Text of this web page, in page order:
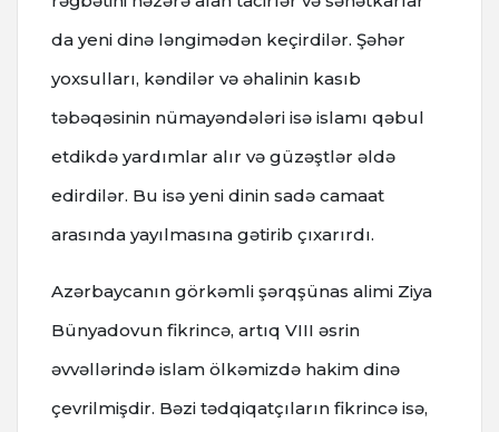
da yeni dinə ləngimədən keçirdilər. Şəhər
yoxsulları, kəndilər və əhalinin kasıb
təbəqəsinin nümayəndələri isə islamı qəbul
etdikdə yardımlar alır və güzəştlər əldə
edirdilər. Bu isə yeni dinin sadə camaat
arasında yayılmasına gətirib çıxarırdı.
Azərbaycanın görkəmli şərqşünas alimi Ziya
Bünyadovun fikrincə, artıq VIII əsrin
əvvəllərində islam ölkəmizdə hakim dinə
çevrilmişdir. Bəzi tədqiqatçıların fikrincə isə,